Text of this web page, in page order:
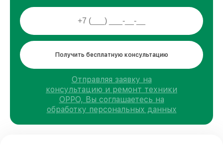
Получить бесплатную консультацию
Отправляя заявку на
консультацию и ремонт техники
OPPO, Вы соглашаетесь на
обработку персональных данных